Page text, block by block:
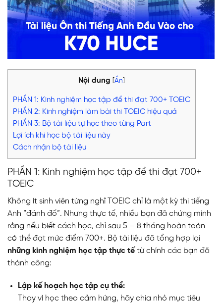
Nội dung Ẩn
PHẦN 1: Kinh nghiệm học tập để thi đạt 700+ TOEIC
PHẦN 2: Kinh nghiệm làm bài thi TOEIC hiệu quả
PHẦN 3: Bộ tài liệu tự học theo từng Part
Lợi ích khi học bộ tài liệu này
Cách nhận bộ tài liệu
PHẦN 1: Kinh nghiệm học tập để thi đạt 700+
TOEIC
Không ít sinh viên từng nghĩ TOEIC chỉ là một kỳ thi tiếng
Anh “đánh đố”. Nhưng thực tế, nhiều bạn đã chứng minh
rằng nếu biết cách học, chỉ sau 5 – 8 tháng hoàn toàn
có thể đạt mức điểm 700+. Bộ tài liệu đã tổng hợp lại
những kinh nghiệm học tập thực tế từ chính các bạn đã
thành công:
Lập kế hoạch học tập cụ thể:
Thay vì học theo cảm hứng, hãy chia nhỏ mục tiêu